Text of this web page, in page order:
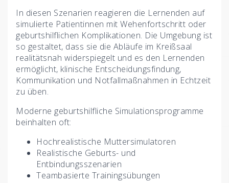
In diesen Szenarien reagieren die Lernenden auf
simulierte Patientinnen mit Wehenfortschritt oder
geburtshilflichen Komplikationen. Die Umgebung ist
so gestaltet, dass sie die Abläufe im Kreißsaal
realitätsnah widerspiegelt und es den Lernenden
ermöglicht, klinische Entscheidungsfindung,
Kommunikation und Notfallmaßnahmen in Echtzeit
zu üben.
Moderne geburtshilfliche Simulationsprogramme
beinhalten oft:
Hochrealistische Muttersimulatoren
Realistische Geburts- und
Entbindungsszenarien
Teambasierte Trainingsübungen